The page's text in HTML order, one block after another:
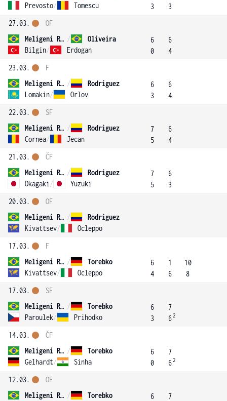
Prevosto/ Tomescu
3
3
27.03.
Meligeni Rodrigues Alves /
Oliveira
Bilgin/ Erdogan
OF
6
0
6
4
23.03.
Meligeni Rodrigues Alves /
Rodriguez
Lomakin/ Orlov
F
6
3
6
4
22.03.
Meligeni Rodrigues Alves /
Rodriguez
Cornea/ Jecan
SF
7
5
6
4
21.03.
Meligeni Rodrigues Alves /
Rodriguez
Okagaki / Yuzuki
ČF
7
5
6
3
20.03.
Meligeni Rodrigues Alves /
Rodriguez
Kivattsev/ Ocleppo
OF
17.03.
Meligeni Rodrigues Alves /
Torebko
Kivattsev/ Ocleppo
F
6
4
1
6
10
8
17.03.
Meligeni Rodrigues Alves /
Torebko
Paroulek/ Prihodko
SF
6
3
7
62
14.03.
Meligeni Rodrigues Alves /
Torebko
Gelhardt/ Sinha
ČF
6
0
7
62
12.03.
Meligeni Rodrigues Alves /
Torebko
OF
6
7